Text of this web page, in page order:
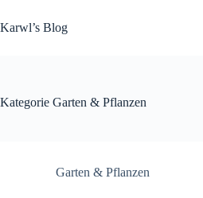
Inhalt
springen
Karwl’s Blog
Kategorie Garten & Pflanzen
Garten & Pflanzen